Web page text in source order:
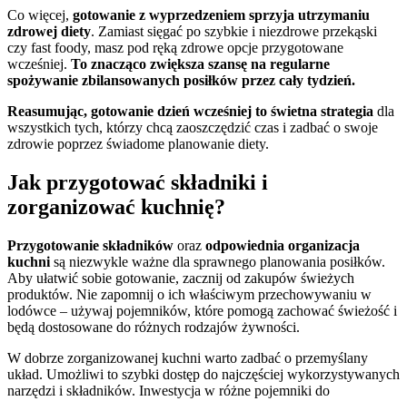
Co więcej, gotowanie z wyprzedzeniem sprzyja utrzymaniu
zdrowej diety. Zamiast sięgać po szybkie i niezdrowe przekąski
czy fast foody, masz pod ręką zdrowe opcje przygotowane
wcześniej. To znacząco zwiększa szansę na regularne
spożywanie zbilansowanych posiłków przez cały tydzień.
Reasumując, gotowanie dzień wcześniej to świetna strategia dla
wszystkich tych, którzy chcą zaoszczędzić czas i zadbać o swoje
zdrowie poprzez świadome planowanie diety.
Jak przygotować składniki i
zorganizować kuchnię?
Przygotowanie składników oraz odpowiednia organizacja
kuchni są niezwykle ważne dla sprawnego planowania posiłków.
Aby ułatwić sobie gotowanie, zacznij od zakupów świeżych
produktów. Nie zapomnij o ich właściwym przechowywaniu w
lodówce – używaj pojemników, które pomogą zachować świeżość i
będą dostosowane do różnych rodzajów żywności.
W dobrze zorganizowanej kuchni warto zadbać o przemyślany
układ. Umożliwi to szybki dostęp do najczęściej wykorzystywanych
narzędzi i składników. Inwestycja w różne pojemniki do